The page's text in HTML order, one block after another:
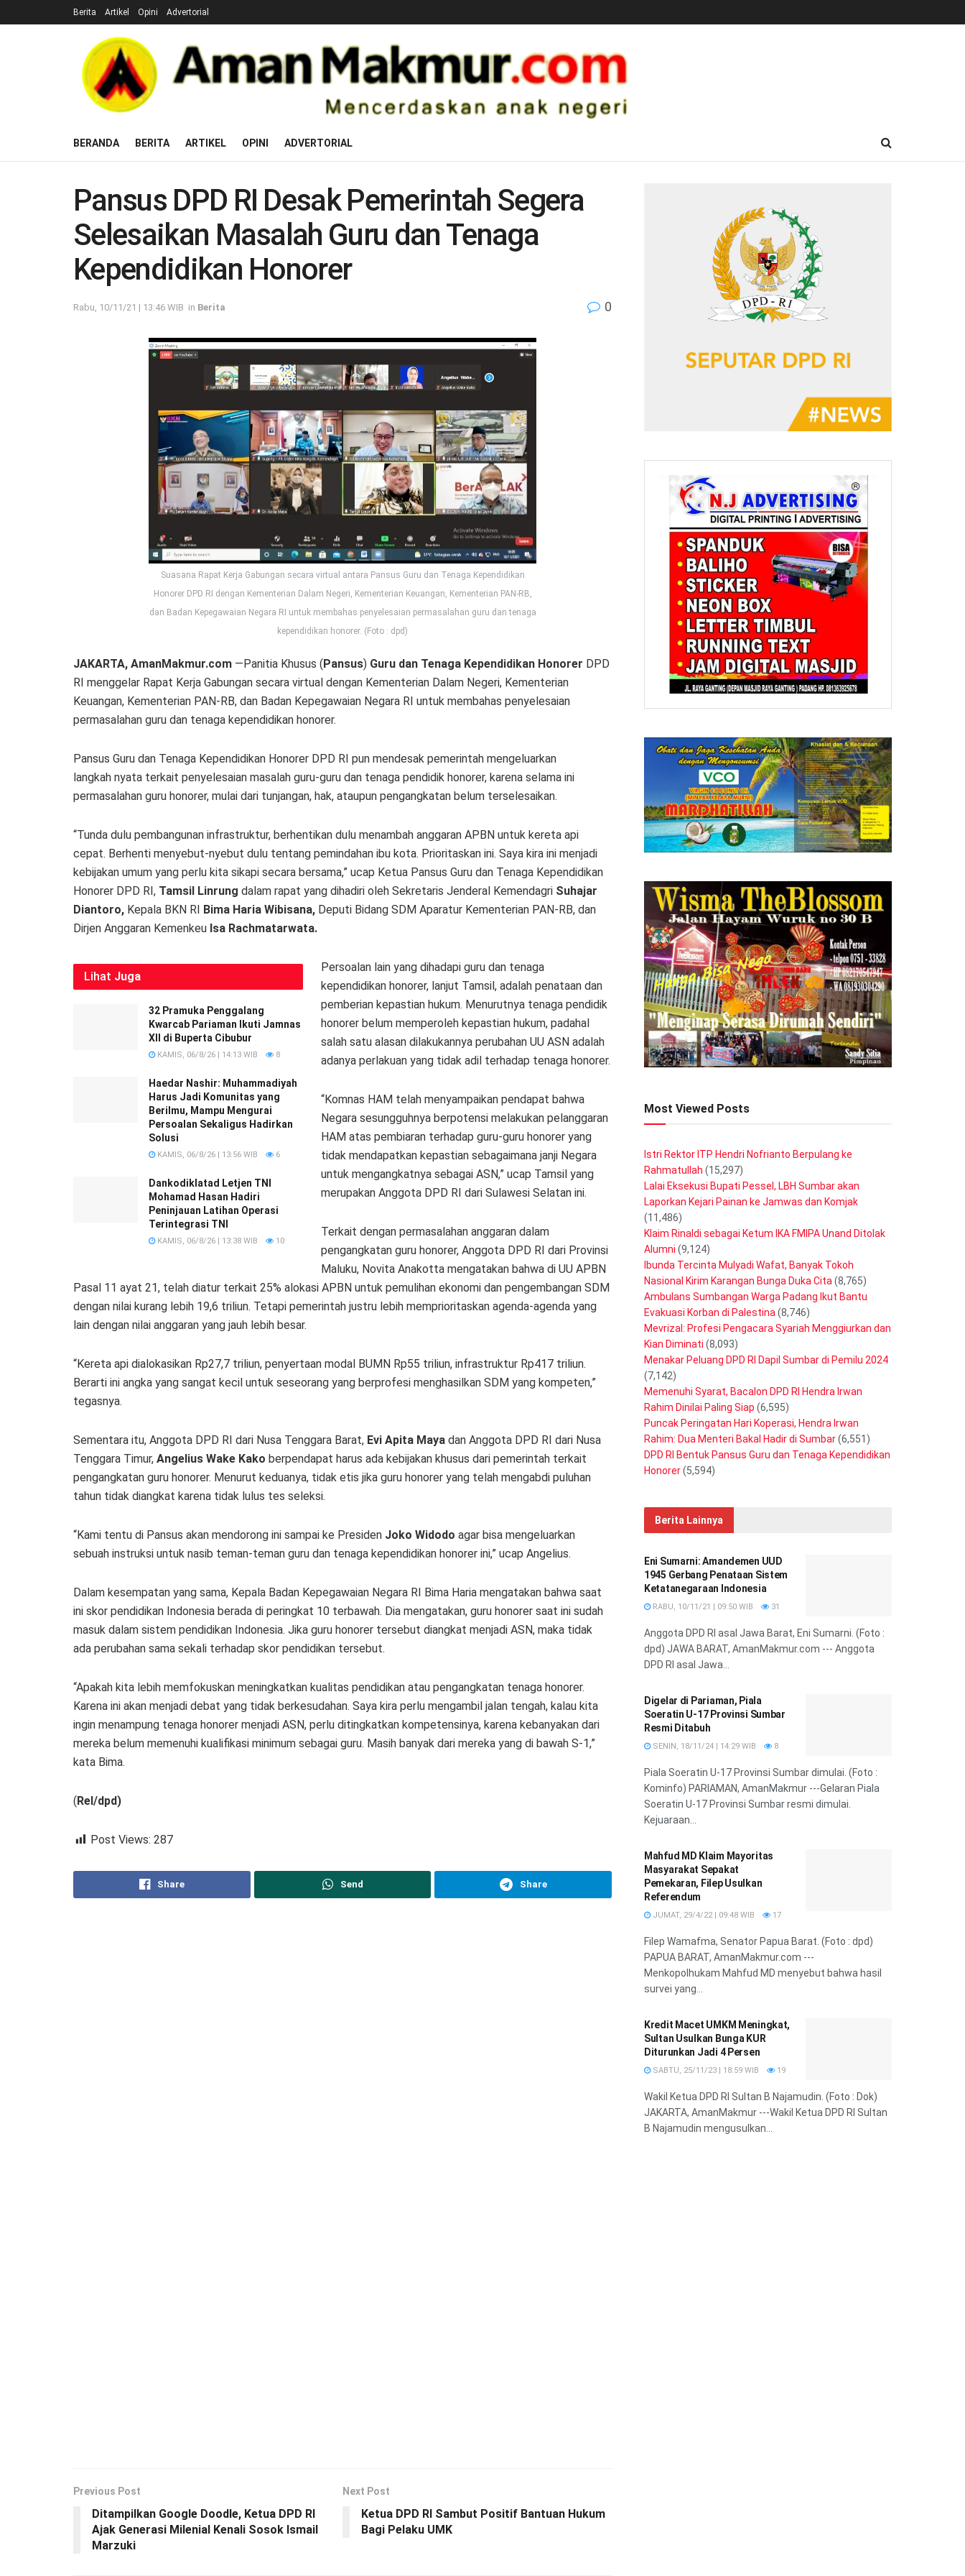
Berita Artikel Opini Advertorial
BERANDA BERITA ARTIKEL OPINI ADVERTORIAL
Pansus DPD RI Desak Pemerintah Segera
Selesaikan Masalah Guru dan Tenaga
Kependidikan Honorer
Rabu, 10/11/21 | 13:46 WIB in Berita 0
Suasana Rapat Kerja Gabungan secara virtual antara Pansus Guru dan Tenaga Kependidikan
Honorer DPD RI dengan Kementerian Dalam Negeri, Kementerian Keuangan, Kementerian PAN-RB,
dan Badan Kepegawaian Negara RI untuk membahas penyelesaian permasalahan guru dan tenaga
kependidikan honorer. (Foto : dpd)
JAKARTA, AmanMakmur.com —Panitia Khusus (Pansus) Guru dan Tenaga Kependidikan Honorer DPD
RI menggelar Rapat Kerja Gabungan secara virtual dengan Kementerian Dalam Negeri, Kementerian
Keuangan, Kementerian PAN-RB, dan Badan Kepegawaian Negara RI untuk membahas penyelesaian
permasalahan guru dan tenaga kependidikan honorer.
Pansus Guru dan Tenaga Kependidikan Honorer DPD RI pun mendesak pemerintah mengeluarkan
langkah nyata terkait penyelesaian masalah guru-guru dan tenaga pendidik honorer, karena selama ini
permasalahan guru honorer, mulai dari tunjangan, hak, ataupun pengangkatan belum terselesaikan.
“Tunda dulu pembangunan infrastruktur, berhentikan dulu menambah anggaran APBN untuk kereta api
cepat. Berhenti menyebut-nyebut dulu tentang pemindahan ibu kota. Prioritaskan ini. Saya kira ini menjadi
kebijakan umum yang perlu kita sikapi secara bersama,” ucap Ketua Pansus Guru dan Tenaga Kependidikan
Honorer DPD RI, Tamsil Linrung dalam rapat yang dihadiri oleh Sekretaris Jenderal Kemendagri Suhajar
Diantoro, Kepala BKN RI Bima Haria Wibisana, Deputi Bidang SDM Aparatur Kementerian PAN-RB, dan
Dirjen Anggaran Kemenkeu Isa Rachmatarwata.
Lihat Juga
32 Pramuka Penggalang
Kwarcab Pariaman Ikuti Jamnas
XII di Buperta Cibubur
KAMIS, 06/8/26 | 14:13 WIB 8
Haedar Nashir: Muhammadiyah
Harus Jadi Komunitas yang
Berilmu, Mampu Mengurai
Persoalan Sekaligus Hadirkan
Solusi
KAMIS, 06/8/26 | 13:56 WIB 6
Dankodiklatad Letjen TNI
Mohamad Hasan Hadiri
Peninjauan Latihan Operasi
Terintegrasi TNI
KAMIS, 06/8/26 | 13:38 WIB 10
Persoalan lain yang dihadapi guru dan tenaga
kependidikan honorer, lanjut Tamsil, adalah penataan dan
pemberian kepastian hukum. Menurutnya tenaga pendidik
honorer belum memperoleh kepastian hukum, padahal
salah satu alasan dilakukannya perubahan UU ASN adalah
adanya perlakuan yang tidak adil terhadap tenaga honorer.
“Komnas HAM telah menyampaikan pendapat bahwa
Negara sesungguhnya berpotensi melakukan pelanggaran
HAM atas pembiaran terhadap guru-guru honorer yang
tidak mendapatkan kepastian sebagaimana janji Negara
untuk mengangkatnya sebagai ASN,” ucap Tamsil yang
merupakan Anggota DPD RI dari Sulawesi Selatan ini.
Terkait dengan permasalahan anggaran dalam
pengangkatan guru honorer, Anggota DPD RI dari Provinsi
Maluku, Novita Anakotta mengatakan bahwa di UU APBN
Pasal 11 ayat 21, telah diatur terkait 25% alokasi APBN untuk pemulihan ekonomi dan pengembangan SDM
dengan nilai kurang lebih 19,6 triliun. Tetapi pemerintah justru lebih memprioritaskan agenda-agenda yang
lain dengan nilai anggaran yang jauh lebih besar.
“Kereta api dialokasikan Rp27,7 triliun, penyertaan modal BUMN Rp55 triliun, infrastruktur Rp417 triliun.
Berarti ini angka yang sangat kecil untuk seseorang yang berprofesi menghasilkan SDM yang kompeten,”
tegasnya.
Sementara itu, Anggota DPD RI dari Nusa Tenggara Barat, Evi Apita Maya dan Anggota DPD RI dari Nusa
Tenggara Timur, Angelius Wake Kako berpendapat harus ada kebijakan khusus dari pemerintah terkait
pengangkatan guru honorer. Menurut keduanya, tidak etis jika guru honorer yang telah mengabdi puluhan
tahun tidak diangkat karena tidak lulus tes seleksi.
“Kami tentu di Pansus akan mendorong ini sampai ke Presiden Joko Widodo agar bisa mengeluarkan
sebuah instruksi untuk nasib teman-teman guru dan tenaga kependidikan honorer ini,” ucap Angelius.
Dalam kesempatan yang sama, Kepala Badan Kepegawaian Negara RI Bima Haria mengatakan bahwa saat
ini skor pendidikan Indonesia berada di peringkat 10 terbawah. Dia mengatakan, guru honorer saat ini sudah
masuk dalam sistem pendidikan Indonesia. Jika guru honorer tersebut diangkat menjadi ASN, maka tidak
ada perubahan sama sekali terhadap skor pendidikan tersebut.
“Apakah kita lebih memfokuskan meningkatkan kualitas pendidikan atau pengangkatan tenaga honorer.
Karena ini akan menjadi debat yang tidak berkesudahan. Saya kira perlu mengambil jalan tengah, kalau kita
ingin menampung tenaga honorer menjadi ASN, perlu ditingkatkan kompetensinya, karena kebanyakan dari
mereka belum memenuhi kualifikasi minimum sebagai guru. Masih banyak dari mereka yang di bawah S-1,”
kata Bima.
(Rel/dpd)
Post Views: 287
Share Send Share
Previous Post
Ditampilkan Google Doodle, Ketua DPD RI
Ajak Generasi Milenial Kenali Sosok Ismail
Marzuki
Next Post
Ketua DPD RI Sambut Positif Bantuan Hukum
Bagi Pelaku UMK
Most Viewed Posts
Istri Rektor ITP Hendri Nofrianto Berpulang ke
Rahmatullah (15,297)
Lalai Eksekusi Bupati Pessel, LBH Sumbar akan
Laporkan Kejari Painan ke Jamwas dan Komjak
(11,486)
Klaim Rinaldi sebagai Ketum IKA FMIPA Unand Ditolak
Alumni (9,124)
Ibunda Tercinta Mulyadi Wafat, Banyak Tokoh
Nasional Kirim Karangan Bunga Duka Cita (8,765)
Ambulans Sumbangan Warga Padang Ikut Bantu
Evakuasi Korban di Palestina (8,746)
Mevrizal: Profesi Pengacara Syariah Menggiurkan dan
Kian Diminati (8,093)
Menakar Peluang DPD RI Dapil Sumbar di Pemilu 2024
(7,142)
Memenuhi Syarat, Bacalon DPD RI Hendra Irwan
Rahim Dinilai Paling Siap (6,595)
Puncak Peringatan Hari Koperasi, Hendra Irwan
Rahim: Dua Menteri Bakal Hadir di Sumbar(6,551)
DPD RI Bentuk Pansus Guru dan Tenaga Kependidikan
Honorer(5,594)
Berita Lainnya
Eni Sumarni: Amandemen UUD
1945 Gerbang Penataan Sistem
Ketatanegaraan Indonesia
RABU, 10/11/21 | 09:50 WIB 31
Anggota DPD RI asal Jawa Barat, Eni Sumarni. (Foto :
dpd) JAWA BARAT, AmanMakmur.com --- Anggota
DPD RI asal Jawa...
Digelar di Pariaman, Piala
Soeratin U-17 Provinsi Sumbar
Resmi Ditabuh
SENIN, 18/11/24 | 14:29 WIB 8
Piala Soeratin U-17 Provinsi Sumbar dimulai. (Foto :
Kominfo) PARIAMAN, AmanMakmur ---Gelaran Piala
Soeratin U-17 Provinsi Sumbar resmi dimulai.
Kejuaraan...
Mahfud MD Klaim Mayoritas
Masyarakat Sepakat
Pemekaran, Filep Usulkan
Referendum
JUMAT, 29/4/22 | 09:48 WIB 17
Filep Wamafma, Senator Papua Barat. (Foto : dpd)
PAPUA BARAT, AmanMakmur.com ---
Menkopolhukam Mahfud MD menyebut bahwa hasil
survei yang...
Kredit Macet UMKM Meningkat,
Sultan Usulkan Bunga KUR
Diturunkan Jadi 4 Persen
SABTU, 25/11/23 | 18:59 WIB 19
Wakil Ketua DPD RI Sultan B Najamudin. (Foto : Dok)
JAKARTA, AmanMakmur ---Wakil Ketua DPD RI Sultan
B Najamudin mengusulkan...